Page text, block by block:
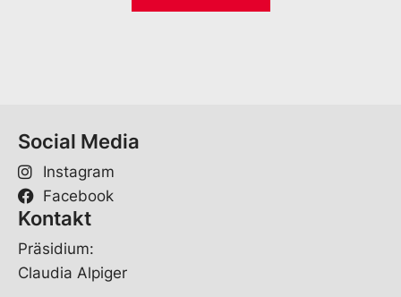
Social Media
Instagram
Facebook
Kontakt
Präsidium:
Claudia Alpiger